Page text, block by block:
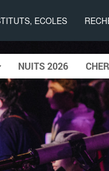
ECOLES
NUITS 2026